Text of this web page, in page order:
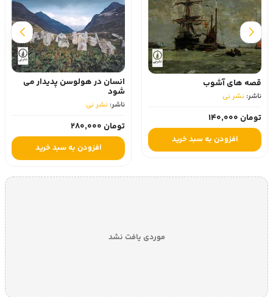
قصه های آشوب
ناشر: نشر نی
تومان 140,000
افزودن به سبد خرید
انسان در هولوسن پدیدار می
شود
ناشر: نشر نی
تومان 280,000
افزودن به سبد خرید
موردی یافت نشد